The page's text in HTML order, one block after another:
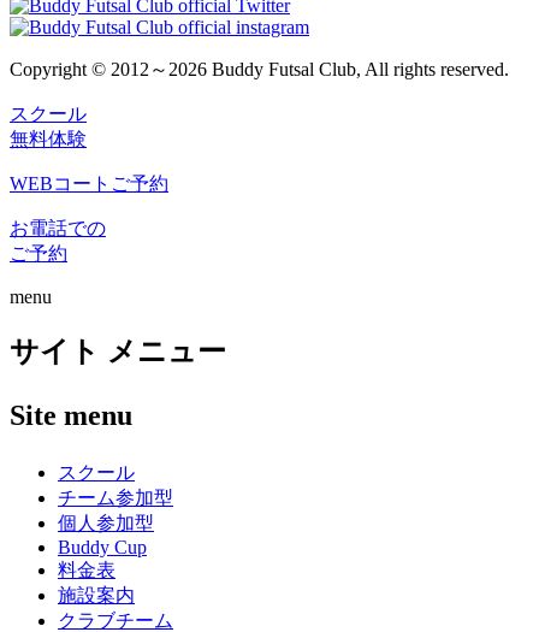
Copyright © 2012～2026 Buddy Futsal Club, All rights reserved.
スクール
無料体験
WEBコートご予約
お電話での
ご予約
menu
サイト メニュー
Site menu
スクール
チーム参加型
個人参加型
Buddy Cup
料金表
施設案内
クラブチーム